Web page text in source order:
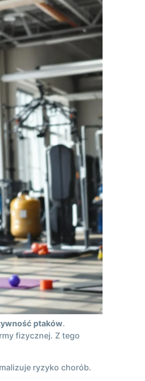
ptaków.
fizycznej. Z tego
ryzyko chorób.